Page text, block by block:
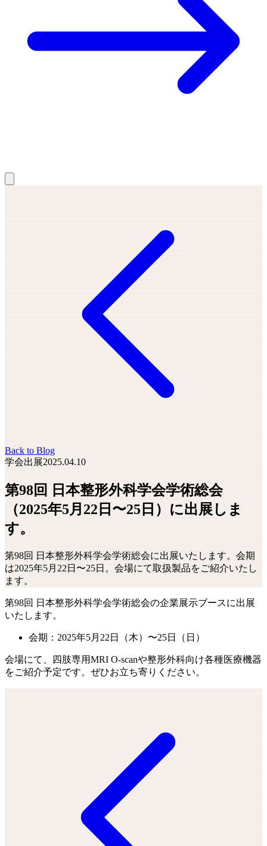
Back to Blog
学会出展2025.04.10
第98回 日本整形外科学会学術総会
（2025年5月22日〜25日）に出展しま
す。
第98回 日本整形外科学会学術総会に出展いたします。会期
は2025年5月22日〜25日。会場にて取扱製品をご紹介いたし
ます。
第98回 日本整形外科学会学術総会の企業展示ブースに出展
いたします。
会期：2025年5月22日（木）〜25日（日）
会場にて、四肢専用MRI O-scanや整形外科向け各種医療機器
をご紹介予定です。ぜひお立ち寄りください。